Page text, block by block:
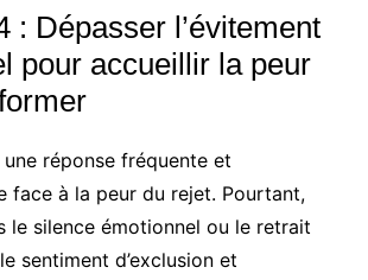
: Dépasser l’évitement
pour accueillir la peur
une réponse fréquente et
face à la peur du rejet. Pourtant,
le silence émotionnel ou le retrait
sentiment d’exclusion et